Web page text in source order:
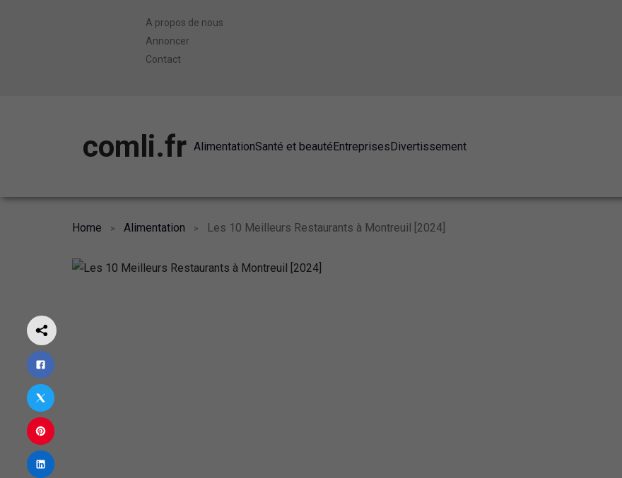
A propos de nous
Annoncer
Contact
comli.fr AlimentationSanté et beautéEntreprisesDivertissement
Home Alimentation Les 10 Meilleurs Restaurants à Montreuil [2024]